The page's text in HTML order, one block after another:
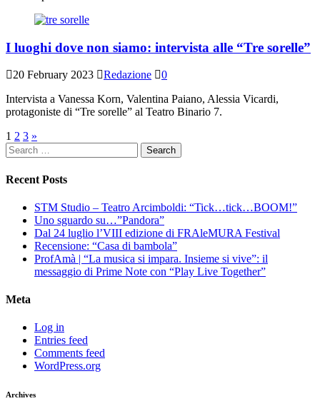
I luoghi dove non siamo: intervista alle “Tre sorelle”
20 February 2023 Redazione
0
Intervista a Vanessa Korn, Valentina Paiano, Alessia Vicardi,
protagoniste di “Tre sorelle” al Teatro Binario 7.
Posts
navigation
1 2 3 »
Search
for:
Recent Posts
STM Studio – Teatro Arcimboldi: “Tick…tick…BOOM!”
Uno sguardo su…”Pandora”
Dal 24 luglio l’VIII edizione di FRAleMURA Festival
Recensione: “Casa di bambola”
ProfAmà | “La musica si impara. Insieme si vive”: il
messaggio di Prime Note con “Play Live Together”
Meta
Log in
Entries feed
Comments feed
WordPress.org
Archives